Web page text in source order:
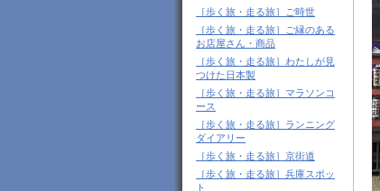
［歩く旅・走る旅］ご時世
［歩く旅・走る旅］ご縁のある
お店屋さん・商品
［歩く旅・走る旅］わたしが見
つけた日本製
［歩く旅・走る旅］マラソンコ
ース
［歩く旅・走る旅］ランニング
ダイアリー
［歩く旅・走る旅］京街道
［歩く旅・走る旅］兵庫スポッ
ト